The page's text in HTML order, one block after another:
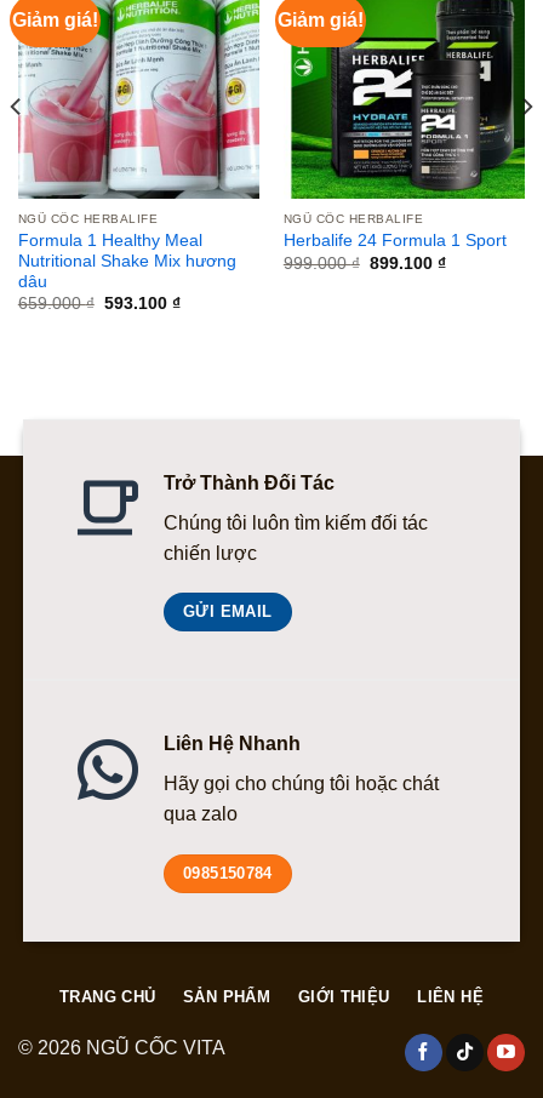
Giảm giá!
NGŨ CỐC HERBALIFE
Formula 1 Healthy Meal
Nutritional Shake Mix hương
dâu
659.000₫ Giá
593.100 ₫Giá
Giảm giá!
NGŨ CỐC HERBALIFE
Herbalife 24 Formula 1 Sport
999.000₫ Giá
899.100 ₫Giá
Trở Thành Đối Tác
Chúng tôi luôn tìm kiếm đối tác
chiến lược
GỬI EMAIL
Liên Hệ Nhanh
Hãy gọi cho chúng tôi hoặc chát
qua zalo
0985150784
© 2026 NGŨ CỐC VITA
TRANG CHỦ SẢN PHẨM GIỚI THIỆU LIÊN HỆ